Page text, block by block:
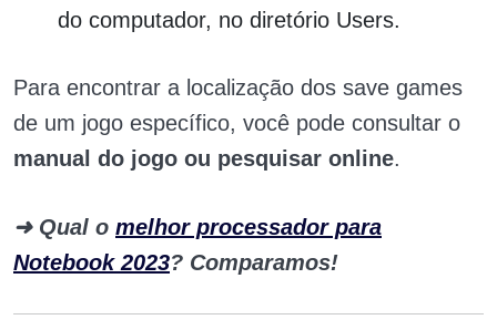
do computador, no diretório Users.
Para encontrar a localização dos save games
de um jogo específico, você pode consultar o
manual do jogo ou pesquisar online.
➜ Qual o melhor processador para
Notebook 2023? Comparamos!